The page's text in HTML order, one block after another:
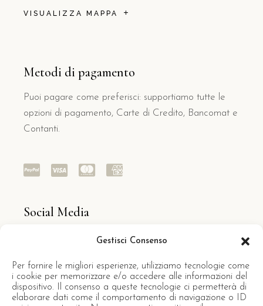
Gestisci Consenso
Per fornire le migliori esperienze, utilizziamo tecnologie come
i cookie per memorizzare e/o accedere alle informazioni del
dispositivo. Il consenso a queste tecnologie ci permetterà di
elaborare dati come il comportamento di navigazione o ID
VISUALIZZA MAPPA
Metodi di pagamento
Puoi pagare come preferisci: supportiamo tutte le
opzioni di pagamento, Carte di Credito, Bancomat e
Contanti.
Social Media
Seguiteci sui social per rimanere aggiornati sulle
splendido territorio